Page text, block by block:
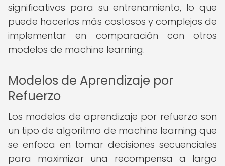
significativos para su entrenamiento, lo que
puede hacerlos más costosos y complejos de
implementar en comparación con otros
modelos de machine learning.
Modelos de Aprendizaje por
Refuerzo
Los modelos de aprendizaje por refuerzo son
un tipo de algoritmo de machine learning que
se enfoca en tomar decisiones secuenciales
para maximizar una recompensa a largo